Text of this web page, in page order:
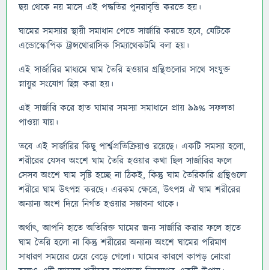
ছয় থেকে নয় মাসে এই পদ্ধতির পুনরাবৃত্তি করতে হয়।
ঘামের সমস্যার স্থায়ী সমাধান পেতে সার্জারি করতে হবে, যেটিকে
এন্ডোস্কোপিক ট্রান্সথোরাসিক সিম্যাথেকটমি বলা হয়।
এই সার্জারির মাধ্যমে ঘাম তৈরি হওয়ার গ্রন্থিগুলোর সাথে সংযুক্ত
স্নায়ুর সংযোগ ছিন্ন করা হয়।
এই সার্জারি করে হাত ঘামার সমস্যা সমাধানে প্রায় ৯৯% সফলতা
পাওয়া যায়।
তবে এই সার্জারির কিছু পার্শ্বপ্রতিক্রিয়াও রয়েছে। একটি সমস্যা হলো,
শরীরের যেসব অংশে ঘাম তৈরি হওয়ার কথা ছিল সার্জারির ফলে
সেসব অংশে ঘাম সৃষ্টি হচ্ছে না ঠিকই, কিন্তু ঘাম তৈরিকারি গ্রন্থিগুলো
শরীরে ঘাম উৎপন্ন করছে। এরকম ক্ষেত্রে, উৎপন্ন ঐ ঘাম শরীরের
অন্যান্য অংশ দিয়ে নির্গত হওয়ার সম্ভাবনা থাকে।
অর্থাৎ, আপনি হাতে অতিরিক্ত ঘামের জন্য সার্জারি করার ফলে হাতে
ঘাম তৈরি হলো না কিন্তু শরীরের অন্যান্য অংশে ঘামের পরিমাণ
সাধারণ সময়ের চেয়ে বেড়ে গেলো। ঘামের কারণে কাপড় নোংরা